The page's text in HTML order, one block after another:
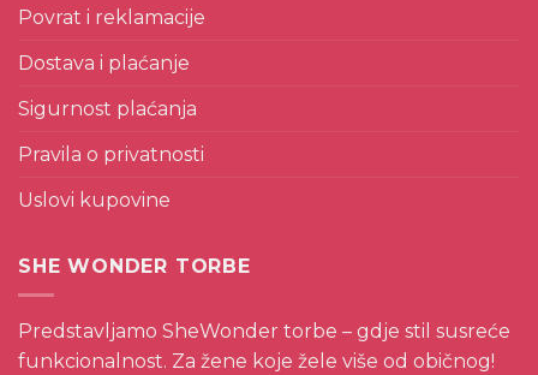
Povrat i reklamacije
Dostava i plaćanje
Sigurnost plaćanja
Pravila o privatnosti
Uslovi kupovine
SHE WONDER TORBE
Predstavljamo SheWonder torbe – gdje stil susreće
funkcionalnost. Za žene koje žele više od običnog!